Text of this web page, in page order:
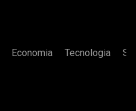
Economia Tecnologia